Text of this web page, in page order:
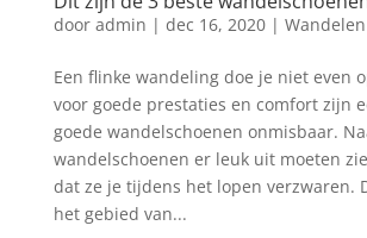
door admin | dec 16, 2020| Wandelen
Een flinke wandeling doe je niet even
voor goede prestaties en comfort zijn
goede wandelschoenen onmisbaar.
wandelschoenen er leuk uit moeten
dat ze je tijdens het lopen verzwaren.
het gebied van...